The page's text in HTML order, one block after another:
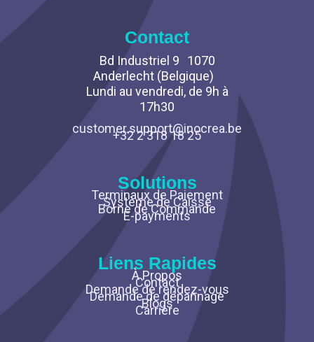
Contact
Bd Industriel 9 1070
Anderlecht (Belgique)
Lundi au vendredi, de 9h à
17h30
customer.support@inocrea.be
+32 2 318 18 25
Solutions
Terminaux de Paiement
Système de Caisse
Borne de Commande
E-payments
Liens Rapides
À Propos
Contact
Demande de rendez-vous
Demande de dépannage
Blogs
Carrière